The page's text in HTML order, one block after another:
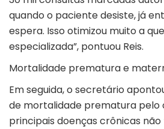
quando o paciente desiste, já
espera. Isso otimizou muito a
especializada”, pontuou Reis.
Mortalidade prematura e
Em seguida, o secretário
de mortalidade prematura pelo
principais doenças crônicas não